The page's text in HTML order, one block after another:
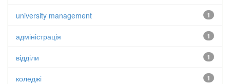
1
university management
1
адміністрація
1
відділи
1
коледжі